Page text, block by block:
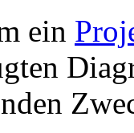
ein